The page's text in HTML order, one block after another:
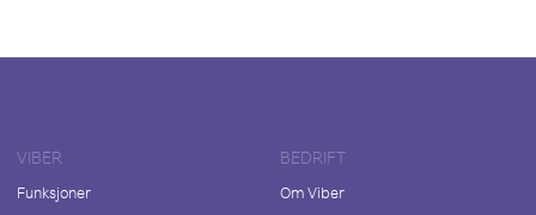
VIBER
Funksjoner
BEDRIFT
Om Viber